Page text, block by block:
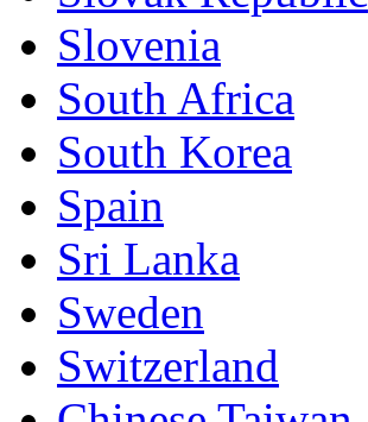
Slovenia
South Africa
South Korea
Spain
Sri Lanka
Sweden
Switzerland